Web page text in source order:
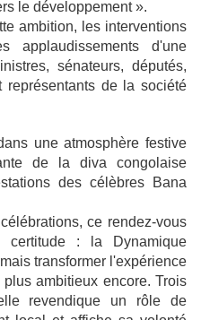
le développement ».
ambition, les interventions
d'une
sénateurs, députés,
représentants de la société
une atmosphère festive
de la diva congolaise
des célèbres Bana
ce rendez-vous
certitude : la Dynamique
transformer l'expérience
ambitieux encore. Trois
revendique un rôle de